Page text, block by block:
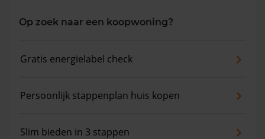
Op zoek naar een koopwoning?
Gratis energielabel check
Persoonlijk stappenplan huis kopen
Slim bieden in 3 stappen